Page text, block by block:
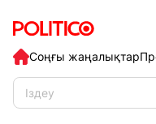
Соңғы жаңалықтар